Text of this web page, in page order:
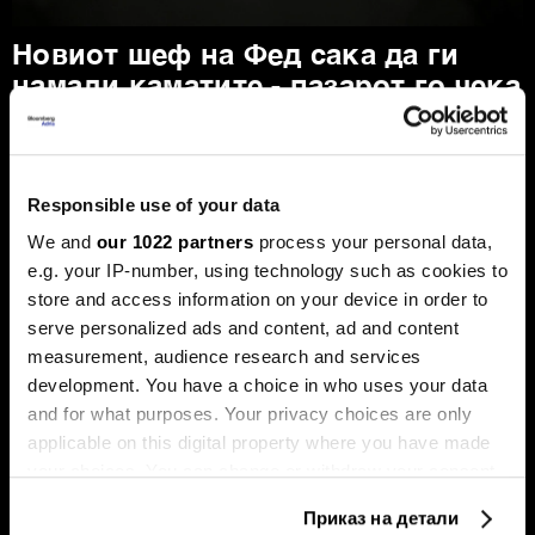
Responsible use of your data
We and our 1022 partners process your personal data,
e.g. your IP-number, using technology such as cookies to
store and access information on your device in order to
serve personalized ads and content, ad and content
measurement, audience research and services
development. You have a choice in who uses your data
and for what purposes. Your privacy choices are only
applicable on this digital property where you have made
Приказ на детали
Новиот шеф на Фед сака да ги
намали каматите - пазарот го чека
првиот потег
Новиот шеф на Фeд, Кевин Варш, ќе се обиде
каматните стапки, но Марко Бјеговиќ од „Аркомина
рисрч“ предупредува дека за тоа ќе мора да ги
редефинира клучните економски индикатори и да ги
Последната карта на Иран:
зошто Хутите засега нема